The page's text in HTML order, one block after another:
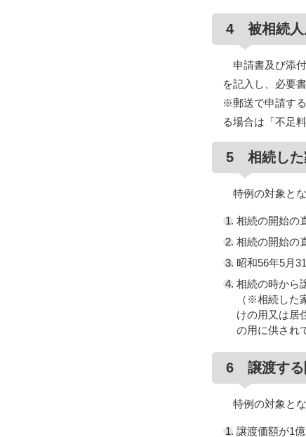
4 被相続人
申請書及び添
を記入し、必要
※郵送で申請す
る場合は「不足
5 相続した
特例の対象とな
相続の開始の
相続の開始の
昭和56年5月
相続の時から
（※相続した
けの用又は居
の用に供され
6 譲渡する
特例の対象とな
譲渡価額が1